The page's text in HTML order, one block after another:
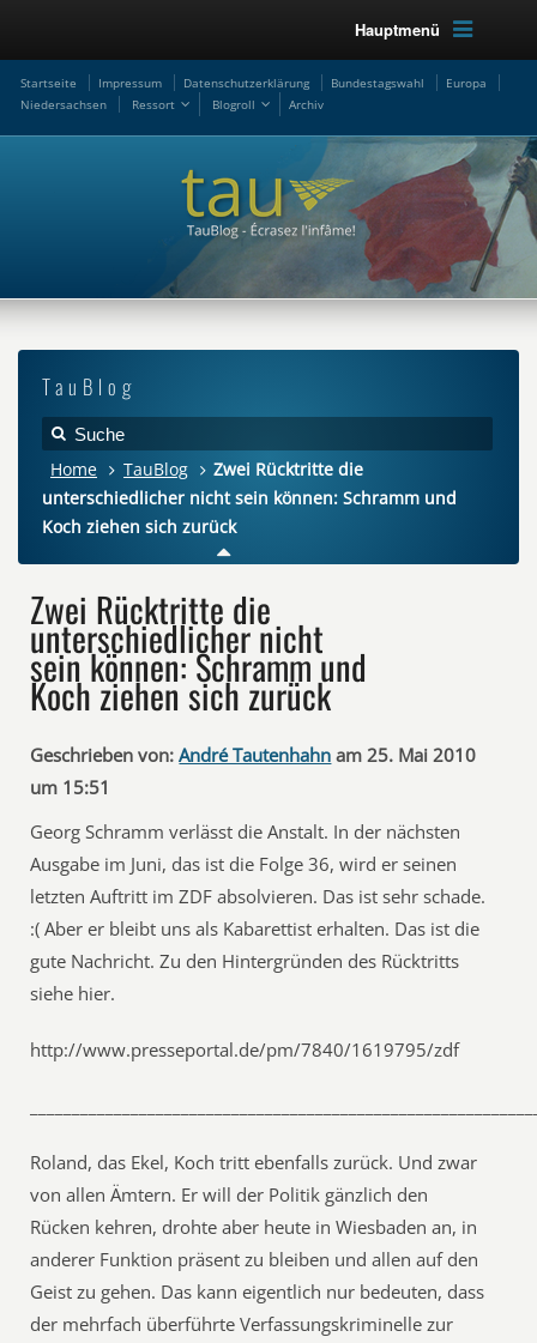
Hauptmenü
Startseite Impressum Datenschutzerklärung Bundestagswahl
Europa
Niedersachsen
Ressort Blogroll Archiv
TauBlog
Home TauBlog
Zwei Rücktritte die
unterschiedlicher nicht sein können: Schramm und
Koch ziehen sich zurück
Zwei Rücktritte die
unterschiedlicher nicht
sein können: Schramm und
Koch ziehen sich zurück
Geschrieben von: André Tautenhahn am 25. Mai 2010
um 15:51
Georg Schramm verlässt die Anstalt. In der nächsten
Ausgabe im Juni, das ist die Folge 36, wird er seinen
letzten Auftritt im ZDF absolvieren. Das ist sehr schade.
:( Aber er bleibt uns als Kabarettist erhalten. Das ist die
gute Nachricht. Zu den Hintergründen des Rücktritts
siehe hier.
http://www.presseportal.de/pm/7840/1619795/zdf
Roland, das Ekel, Koch tritt ebenfalls zurück. Und zwar
von allen Ämtern. Er will der Politik gänzlich den
Rücken kehren, drohte aber heute in Wiesbaden an, in
anderer Funktion präsent zu bleiben und allen auf den
Geist zu gehen. Das kann eigentlich nur bedeuten, dass
der mehrfach überführte Verfassungskriminelle zur